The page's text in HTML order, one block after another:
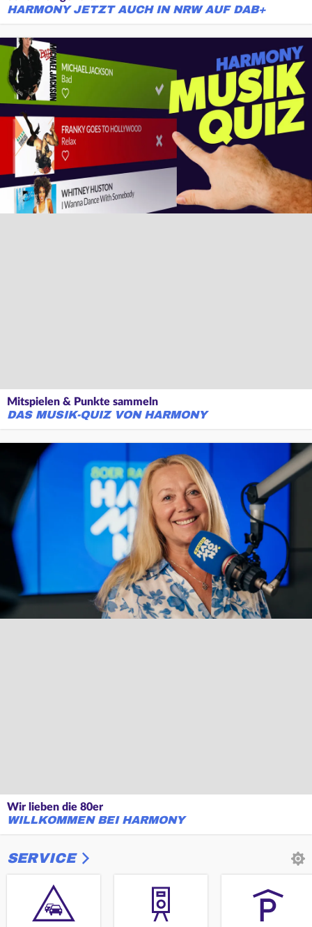
HARMONY JETZT AUCH IN NRW AUF DAB+
Mitspielen & Punkte sammeln
DAS MUSIK-QUIZ VON HARMONY
Wir lieben die 80er
WILLKOMMEN BEI HARMONY
SERVICE